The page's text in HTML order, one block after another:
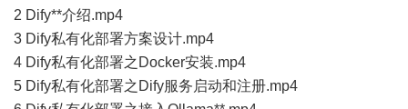
2 Dify**介绍.mp4
3 Dify私有化部署方案设计.mp4
4 Dify私有化部署之Docker安装.mp4
5 Dify私有化部署之Dify服务启动和注册.mp4